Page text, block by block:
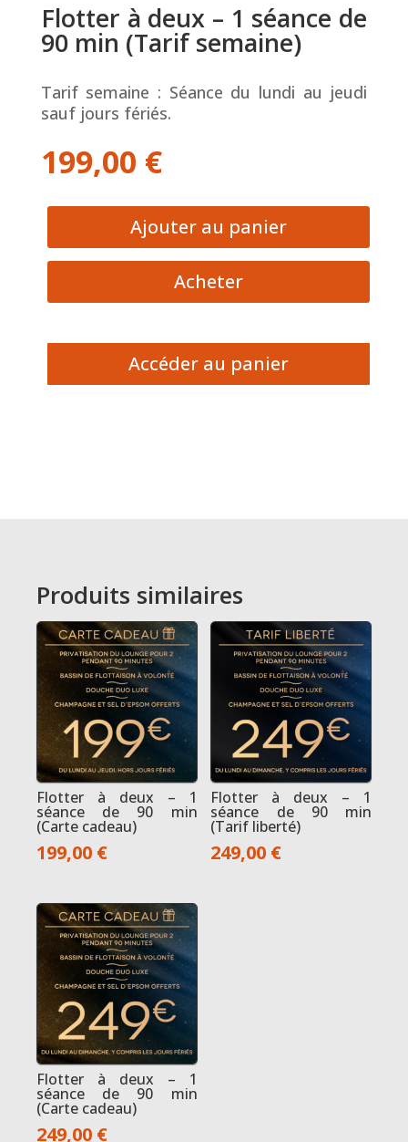
Flotter à deux – 1 séance de
90 min (Tarif semaine)
Tarif semaine : Séance du lundi au jeudi
sauf jours fériés.
199,00 €
Ajouter au panier
Acheter
Accéder au panier
Produits similaires
Flotter à deux – 1
séance de 90 min
(Carte cadeau)
199,00 €
Flotter à deux – 1
séance de 90 min
(Tarif liberté)
249,00 €
Flotter à deux – 1
séance de 90 min
(Carte cadeau)
249,00 €